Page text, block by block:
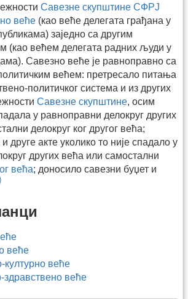
Савезне скупштине СФРЈ
веће (као веће делегата грађана у
заједно са другим
(као већем делегата радних људи у
Савезно веће је равноправно са
већем: претресало питања
политичког система и из других
Савезне скупштине, осим
у равноправни делокруг других
делокруг ког другог већа;
друге акте уколико то није спадало у
других већа или самостални
већа; доносило савезни буџет и
веће
културно веће
здравствено веће